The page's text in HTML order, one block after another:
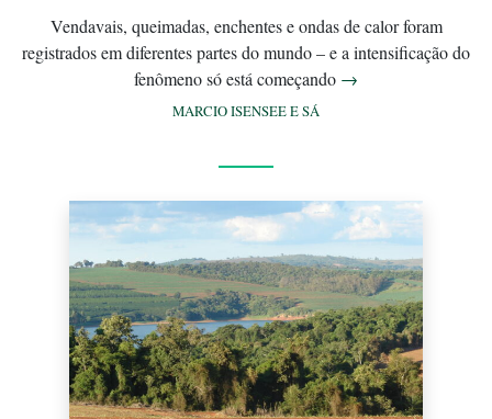
Vendavais, queimadas, enchentes e ondas de calor foram
registrados em diferentes partes do mundo – e a intensificação do
fenômeno só está começando →
MARCIO ISENSEE E SÁ